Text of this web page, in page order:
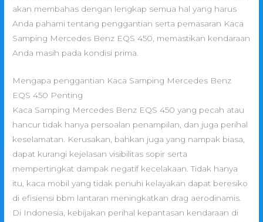
akan membahas dengan lengkap semua hal yang harus
Anda pahami tentang penggantian serta pemasaran Kaca
Samping Mercedes Benz EQS 450, memastikan kendaraan
Anda masih pada kondisi prima.
Mengapa penggantian Kaca Samping Mercedes Benz
EQS 450 Penting
Kaca Samping Mercedes Benz EQS 450 yang pecah atau
hancur tidak hanya persoalan penampilan, dan juga perihal
keselamatan. Kerusakan, bahkan juga yang nampak biasa,
dapat kurangi kejelasan visibilitas sopir serta
mempertingkat dampak negatif kecelakaan. Tidak hanya
itu, kaca mobil yang tidak penuhi kelayakan dapat beresiko
di efisiensi bbm lantaran meningkatkan drag aerodinamis.
Di Indonesia, kebijakan perihal kepantasan kendaraan di